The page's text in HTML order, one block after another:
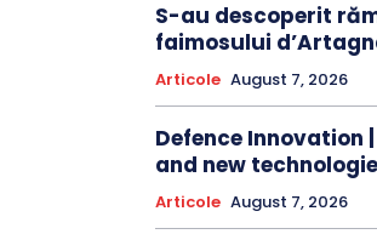
S-au descoperit
faimosului
Articole August 7, 2026
Defence Innovation |
and new
Articole August 7, 2026